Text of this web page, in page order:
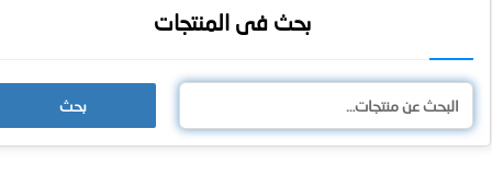
بحث فى المنتجات
بحث